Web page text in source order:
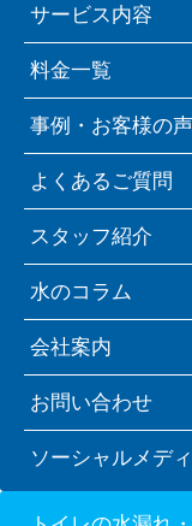
サービス内容
料金一覧
事例・お客様の声
よくあるご質問
スタッフ紹介
水のコラム
会社案内
お問い合わせ
ソーシャルメデ